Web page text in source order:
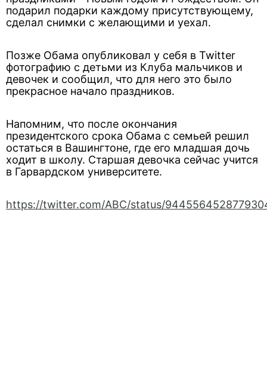
подарил подарки каждому присутствующему,
сделал снимки с желающими и уехал.
Позже Обама опубликовал у себя в Twitter
фотографию с детьми из Клуба мальчиков и
девочек и сообщил, что для него это было
прекрасное начало праздников.
Напомним, что после окончания
президентского срока Обама с семьей решил
остаться в Вашингтоне, где его младшая дочь
ходит в школу. Старшая девочка сейчас учится
в Гарвардском университете.
https://twitter.com/ABC/status/